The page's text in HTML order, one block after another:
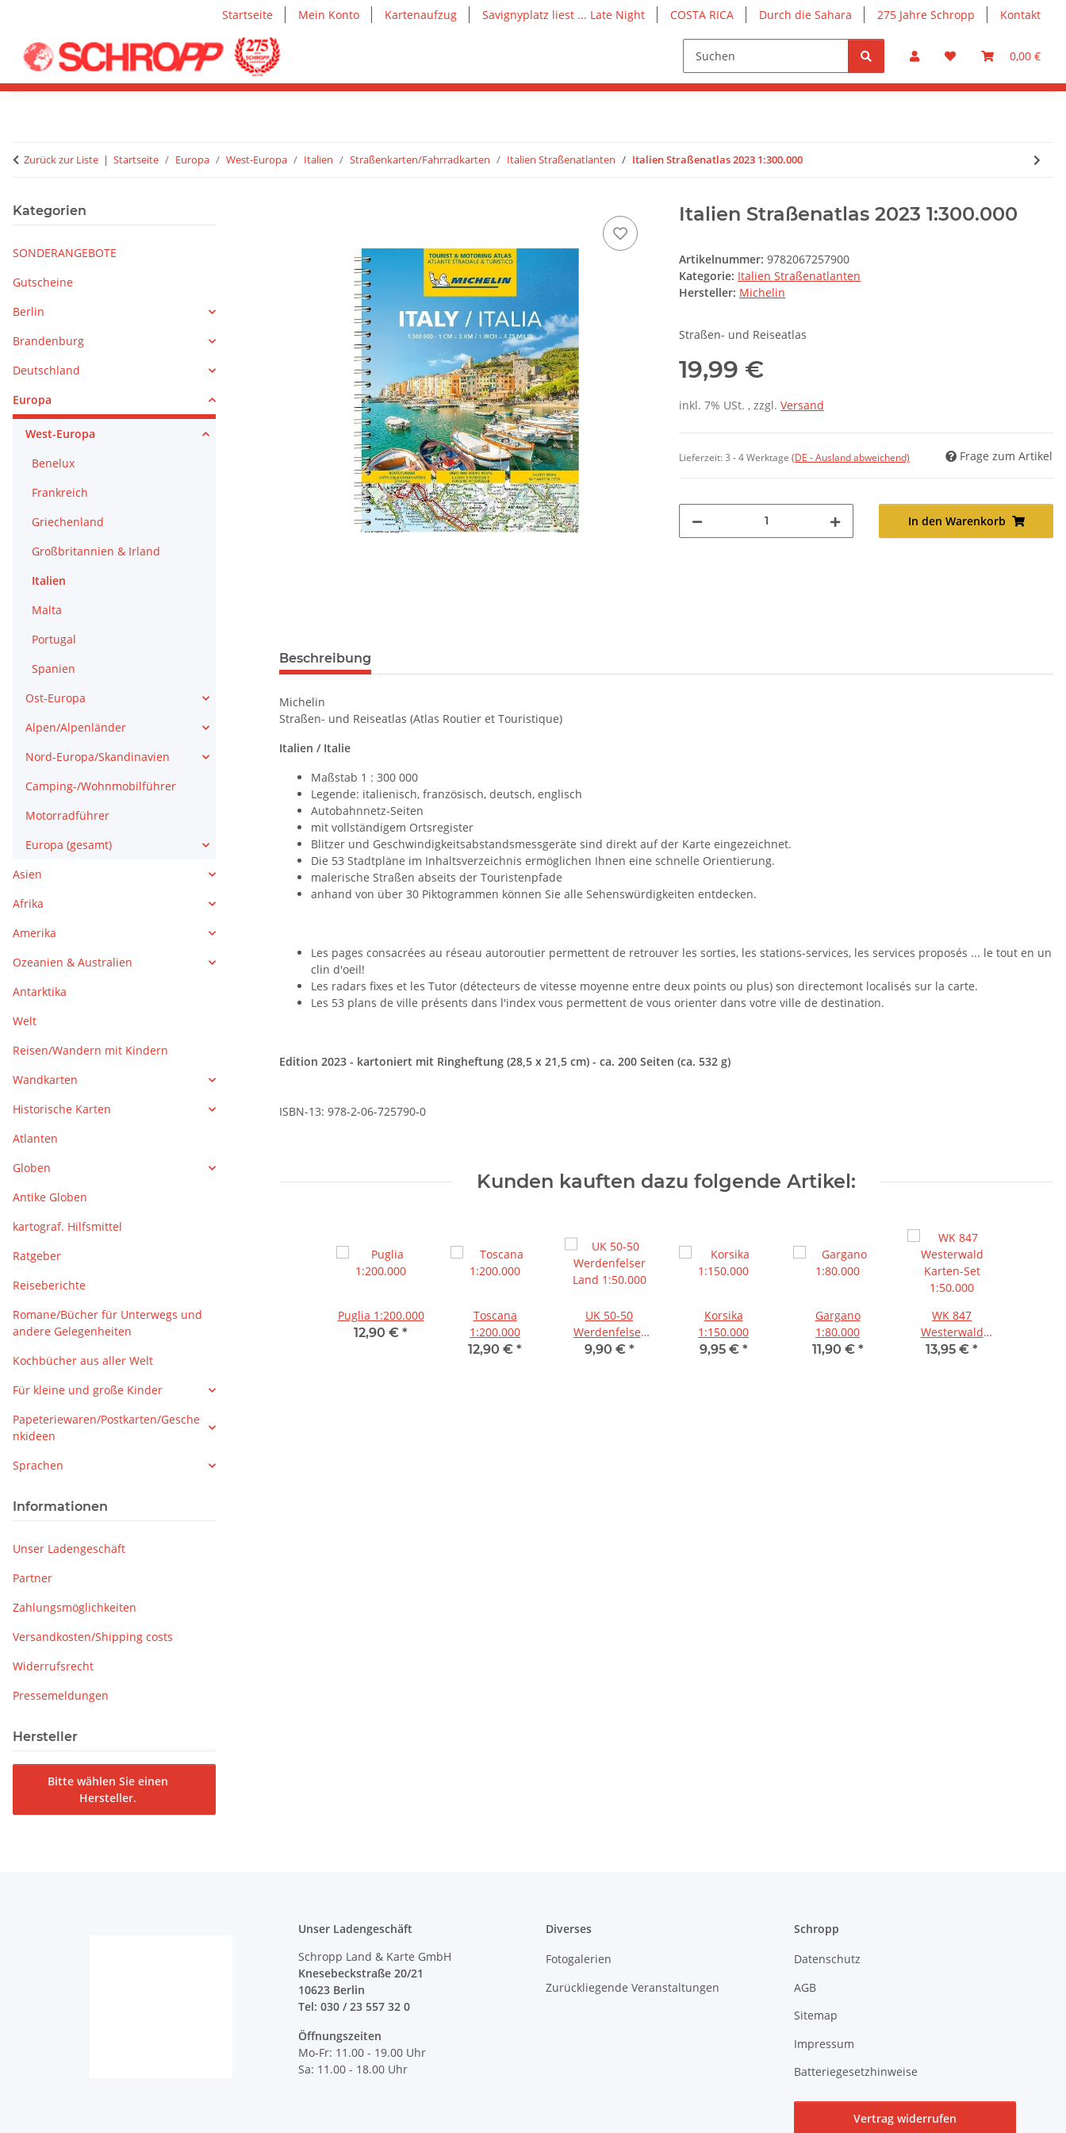
Startseite Mein Konto Kartenaufzug Savignyplatz liest ... Late Night COSTA RICA Durch die Sahara 275 Jahre Schropp Kontakt
0,00 €
Zurück zur Liste Startseite Europa West-Europa Italien Straßenkarten/Fahrradkarten Italien Straßenatlanten Italien Straßenatlas 2023 1:300.000
Italien Straßenatlas 2023 1:300.000
Artikelnummer: 9782067257900
Kategorie: Italien Straßenatlanten
Hersteller: Michelin
Straßen- und Reiseatlas
19,99 €
inkl. 7% USt. , zzgl. Versand
Lieferzeit:3 - 4 Werktage (DE - Ausland abweichend) Frage zum Artikel
In den Warenkorb
Beschreibung
Michelin
Straßen- und Reiseatlas (Atlas Routier et Touristique)
Italien / Italie
Maßstab 1 : 300 000
Legende: italienisch, französisch, deutsch, englisch
Autobahnnetz-Seiten
mit vollständigem Ortsregister
Blitzer und Geschwindigkeitsabstandsmessgeräte sind direkt auf der Karte eingezeichnet.
Die 53 Stadtpläne im Inhaltsverzeichnis ermöglichen Ihnen eine schnelle Orientierung.
malerische Straßen abseits der Touristenpfade
anhand von über 30 Piktogrammen können Sie alle Sehenswürdigkeiten entdecken.
Les pages consacrées au réseau autoroutier permettent de retrouver les sorties, les stations-services, les services proposés ... le tout en un
clin d'oeil!
Les radars fixes et les Tutor (détecteurs de vitesse moyenne entre deux points ou plus) son directemont localisés sur la carte.
Les 53 plans de ville présents dans l'index vous permettent de vous orienter dans votre ville de destination.
Edition 2023 - kartoniert mit Ringheftung (28,5 x 21,5 cm) - ca. 200 Seiten (ca. 532 g)
ISBN-13: 978-2-06-725790-0
Kunden kauften dazu folgende Artikel:
Puglia 1:200.000
12,90 € *
Toscana
1:200.000
12,90 € *
UK 50-50
Werdenfelser
Land 1:50.000
9,90 € *
Korsika
1:150.000
9,95 € *
Gargano
1:80.000
11,90 € *
WK 847
Westerwald
Karten-Set
13,95 € *
Kategorien
SONDERANGEBOTE
Gutscheine
Berlin
Brandenburg
Deutschland
Europa
West-Europa
Benelux
Frankreich
Griechenland
Großbritannien & Irland
Italien
Malta
Portugal
Spanien
Ost-Europa
Alpen/Alpenländer
Nord-Europa/Skandinavien
Camping-/Wohnmobilführer
Motorradführer
Europa (gesamt)
Asien
Afrika
Amerika
Ozeanien & Australien
Antarktika
Welt
Reisen/Wandern mit Kindern
Wandkarten
Historische Karten
Atlanten
Globen
Antike Globen
kartograf. Hilfsmittel
Ratgeber
Reiseberichte
Romane/Bücher für Unterwegs und
andere Gelegenheiten
Kochbücher aus aller Welt
Für kleine und große Kinder
Papeteriewaren/Postkarten/Gesche
nkideen
Sprachen
Informationen
Unser Ladengeschäft
Partner
Zahlungsmöglichkeiten
Versandkosten/Shipping costs
Widerrufsrecht
Pressemeldungen
Hersteller
Bitte wählen Sie einen
Hersteller.
Unser Ladengeschäft
Schropp Land & Karte GmbH
Knesebeckstraße 20/21
10623 Berlin
Tel: 030 / 23 557 32 0
Öffnungszeiten
Mo-Fr: 11.00 - 19.00 Uhr
Sa: 11.00 - 18.00 Uhr
Diverses
Fotogalerien
Zurückliegende Veranstaltungen
Schropp
Datenschutz
AGB
Sitemap
Impressum
Batteriegesetzhinweise
Vertrag widerrufen